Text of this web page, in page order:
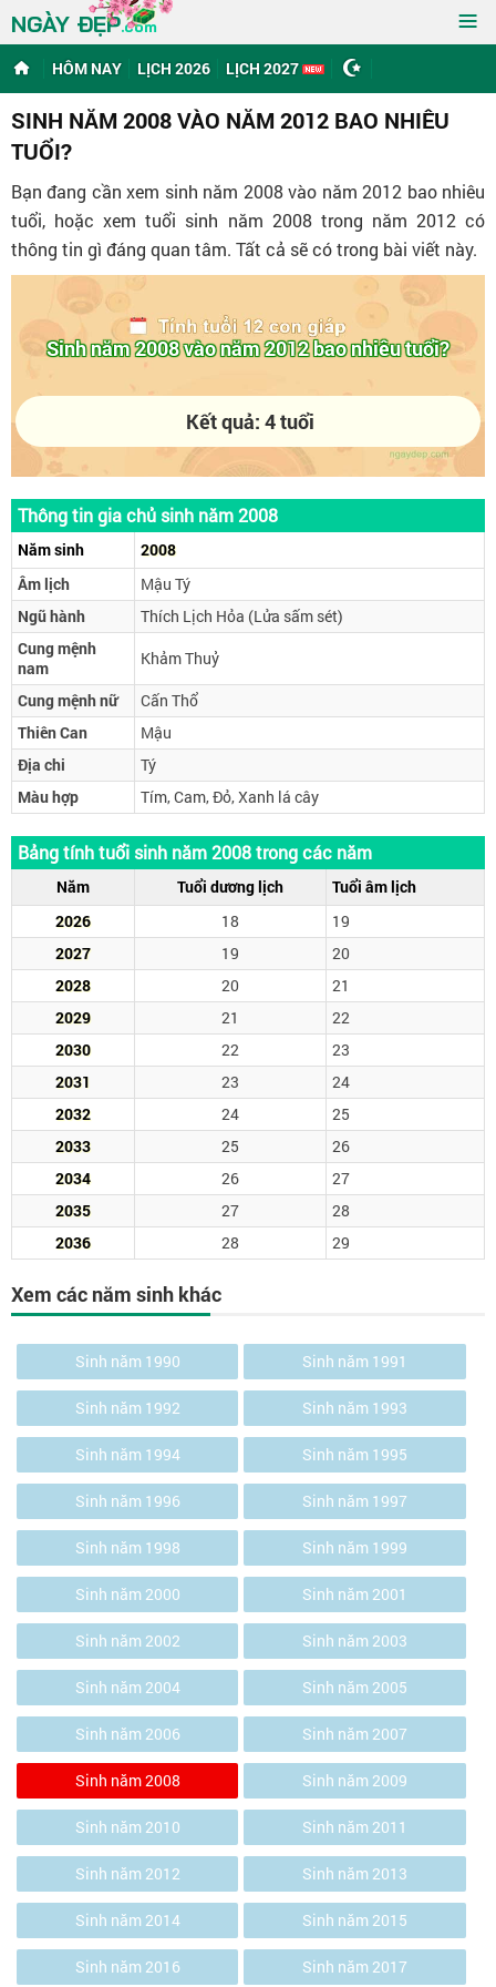
NGÀY ĐẸP.com ≡
HÔM NAY LỊCH 2026 LỊCH 2027
SINH NĂM 2008 VÀO NĂM 2012 BAO NHIÊU
TUỔI?
Bạn đang cần xem sinh năm 2008 vào năm 2012 bao nhiêu
tuổi, hoặc xem tuổi sinh năm 2008 trong năm 2012 có
thông tin gì đáng quan tâm. Tất cả sẽ có trong bài viết này.
Sinh năm 2008 vào năm 2012 bao nhiêu tuổi?
Kết quả: 4 tuổi
Thông tin gia chủ sinh năm 2008
Năm sinh
2008
Âm lịch
Mậu Tý
Ngũ hành
Thích Lịch Hỏa (Lửa sấm sét)
Cung mệnh
nam
Khảm Thuỷ
Cung mệnh nữ
Cấn Thổ
Thiên Can
Mậu
Địa chi
Tý
Màu hợp
Tím, Cam, Đỏ, Xanh lá cây
Bảng tính tuổi sinh năm 2008 trong các năm
Năm Tuổi dương lịch
Tuổi âm lịch
2026
18
19
2027
19
20
2028
20
21
2029
21
22
2030
22
23
2031
23
24
2032
24
25
2033
25
26
2034
26
27
2035
27
28
2036
28 29
Xem các năm sinh khác
Sinh năm 1990 Sinh năm 1991
Sinh năm 1992 Sinh năm 1993
Sinh năm 1994 Sinh năm 1995
Sinh năm 1996 Sinh năm 1997
Sinh năm 1998 Sinh năm 1999
Sinh năm 2000 Sinh năm 2001
Sinh năm 2002 Sinh năm 2003
Sinh năm 2004 Sinh năm 2005
Sinh năm 2006 Sinh năm 2007
Sinh năm 2008 Sinh năm 2009
Sinh năm 2010 Sinh năm 2011
Sinh năm 2012 Sinh năm 2013
Sinh năm 2014 Sinh năm 2015
Sinh năm 2016 Sinh năm 2017